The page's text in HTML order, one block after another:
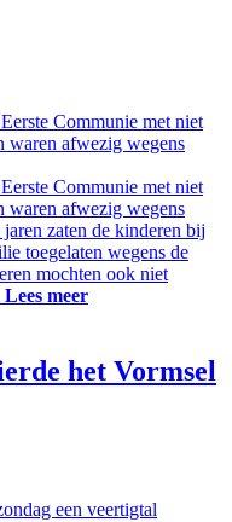
Communie met niet
waren afwezig wegens
Communie met niet
waren afwezig wegens
zaten de kinderen bij
toegelaten wegens de
mochten ook niet
Lees meer
het Vormsel
een veertigtal